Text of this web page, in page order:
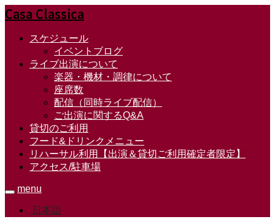
Casa Classica
スケジュール
イベントブログ
ライブ出演について
楽器・機材・調律について
座席数
配信（同時ライブ配信）
ご出演に関するQ&A
貸切のご利用
フード&ドリンクメニュー
リハーサル利用【出演＆貸切ご利用確定者限定】
アクセス/駐車場
menu
日本語